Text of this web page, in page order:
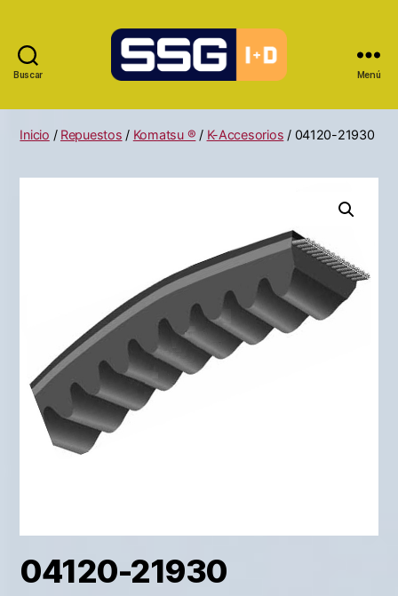
Buscar Menú
Inicio / Repuestos / Komatsu ® / K-Accesorios / 04120-21930
04120-21930